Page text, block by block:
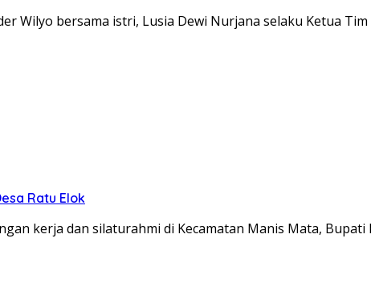
Wilyo bersama istri, Lusia Dewi Nurjana selaku Ketua Tim
Ratu Elok
kerja dan silaturahmi di Kecamatan Manis Mata, Bupati